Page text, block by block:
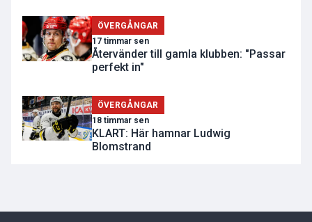
ÖVERGÅNGAR
17 timmar sen
Återvänder till gamla klubben: "Passar
perfekt in"
ÖVERGÅNGAR
18 timmar sen
KLART: Här hamnar Ludwig
Blomstrand